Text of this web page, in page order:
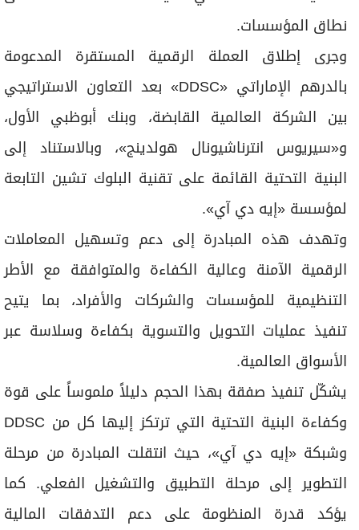
نطاق المؤسسات.
وجرى إطلاق العملة الرقمية المستقرة المدعومة
بالدرهم الإماراتي «DDSC» بعد التعاون الاستراتيجي
بين الشركة العالمية القابضة، وبنك أبوظبي الأول،
و«سيريوس انترناشيونال هولدينج»، وبالاستناد إلى
البنية التحتية القائمة على تقنية البلوك تشين التابعة
لمؤسسة «إيه دي آي».
وتهدف هذه المبادرة إلى دعم وتسهيل المعاملات
الرقمية الآمنة وعالية الكفاءة والمتوافقة مع الأطر
التنظيمية للمؤسسات والشركات والأفراد، بما يتيح
تنفيذ عمليات التحويل والتسوية بكفاءة وسلاسة عبر
الأسواق العالمية.
يشكّل تنفيذ صفقة بهذا الحجم دليلاً ملموساً على قوة
وكفاءة البنية التحتية التي ترتكز إليها كل من DDSC
وشبكة «إيه دي آي»، حيث انتقلت المبادرة من مرحلة
التطوير إلى مرحلة التطبيق والتشغيل الفعلي. كما
يؤكد قدرة المنظومة على دعم التدفقات المالية